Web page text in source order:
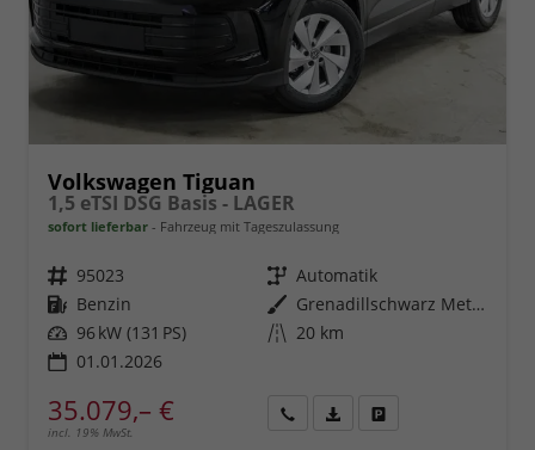
Volkswagen Tiguan
1,5 eTSI DSG Basis - LAGER
sofort lieferbar Fahrzeug mit Tageszulassung
Fahrzeugnr. 95023 Getriebe Automatik
Kraftstoff Benzin Außenfarbe
Grenadillschwarz Metallic (0E)
Leistung 96 kW (131 PS) Kilometerstand 20 km
01.01.2026
35.079,– €
incl. 19% MwSt.